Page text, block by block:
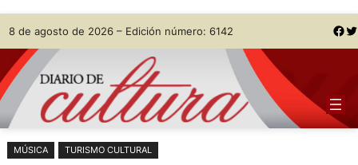
Saltar
al
contenido
Skip
to
content
8 de agosto de 2026 – Edición número: 6142 Facebook Twitter
MÚSICA TURISMO CULTURAL